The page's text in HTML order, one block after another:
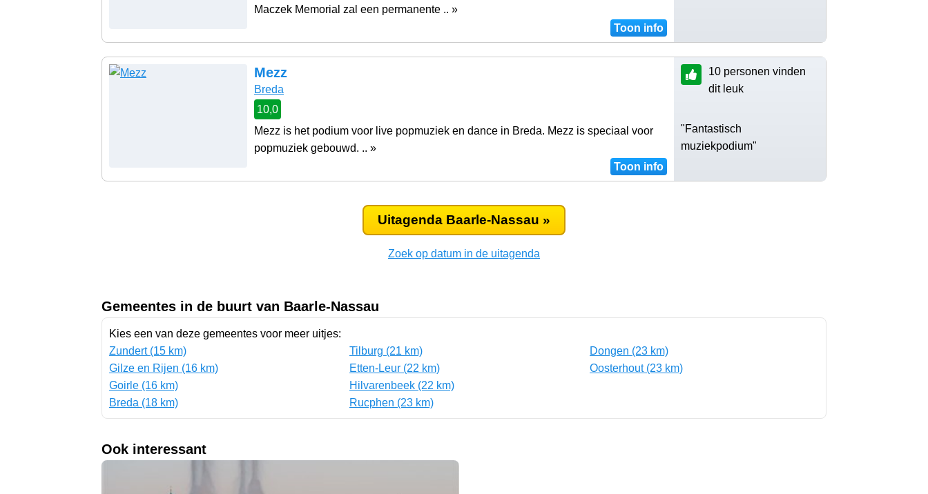
Maczek Memorial zal een permanente .. »
Toon info
Mezz
Breda
10,0
Mezz is het podium voor live popmuziek en dance in Breda. Mezz is speciaal voor
popmuziek gebouwd. .. »
Toon info
10 personen vinden
dit leuk
"Fantastisch
muziekpodium"
Uitagenda Baarle-Nassau »
Zoek op datum in de uitagenda
Gemeentes in de buurt van Baarle-Nassau
Kies een van deze gemeentes voor meer uitjes:
Zundert (15 km)
Gilze en Rijen (16 km)
Goirle (16 km)
Breda (18 km)
Tilburg (21 km)
Etten-Leur (22 km)
Hilvarenbeek (22 km)
Rucphen (23 km)
Dongen (23 km)
Oosterhout (23 km)
Ook interessant